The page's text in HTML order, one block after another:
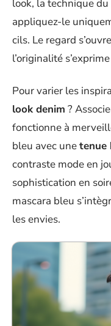
look, la technique
appliquez-le
cils. Le regard
l’originalité
Pour varier les
look denim ?
fonctionne à
bleu avec unetenue
contraste mode en
sophistication en
mascara bleu
les envies.